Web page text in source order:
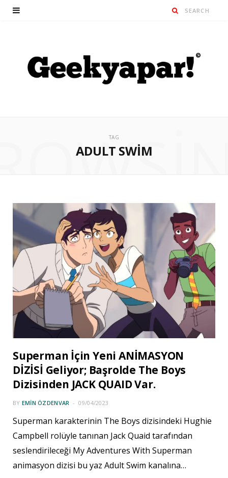
TAG
ADULT SWIM
Superman İçin Yeni ANİMASYON
DİZİSİ Geliyor; Başrolde The Boys
Dizisinden JACK QUAID Var.
BY EMIN ÖZDENVAR 09/04/2023
Superman karakterinin The Boys dizisindeki Hughie
Campbell rolüyle tanınan Jack Quaid tarafından
seslendirileceği My Adventures With Superman
animasyon dizisi bu yaz Adult Swim kanalına…